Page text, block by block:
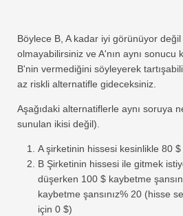
Böylece B, A kadar iyi görünüyor
olmayabilirsiniz ve A'nın aynı sonucu
B'nin vermediğini söyleyerek
az riskli alternatifle gideceksiniz.
Aşağıdaki alternatiflerle aynı soruya
sunulan ikisi değil).
A şirketinin hissesi kesinlikle 80
B Şirketinin hissesi ile gitmek
düşerken 100 $ kaybetme
kaybetme şansınız% 20 (hisse
için 0 $)